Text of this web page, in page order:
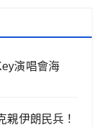
演唱會海
親伊朗民兵！